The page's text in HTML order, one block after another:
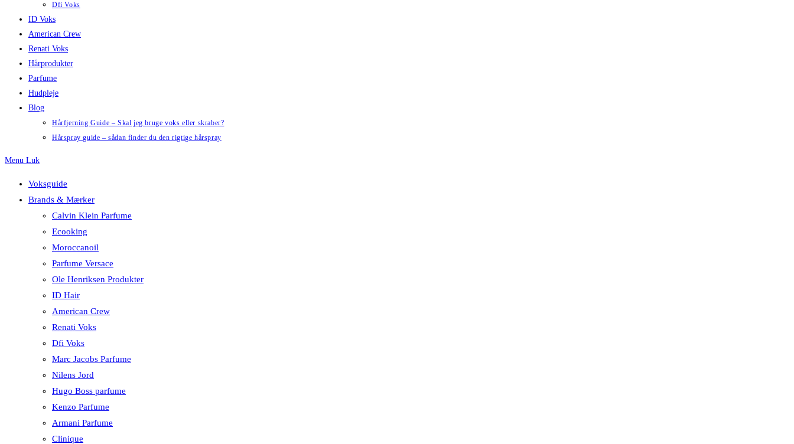
Dfi Voks
ID Voks
American Crew
Renati Voks
Hårprodukter
Parfume
Hudpleje
Blog
Hårfjerning Guide – Skal jeg bruge voks eller skraber?
Hårspray guide – sådan finder du den rigtige hårspray
Menu Luk
Voksguide
Brands & Mærker
Calvin Klein Parfume
Ecooking
Moroccanoil
Parfume Versace
Ole Henriksen Produkter
ID Hair
American Crew
Renati Voks
Dfi Voks
Marc Jacobs Parfume
Nilens Jord
Hugo Boss parfume
Kenzo Parfume
Armani Parfume
Clinique